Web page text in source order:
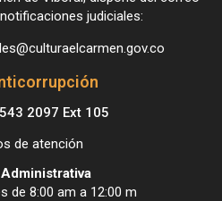
judiciales:
2097 Ext 105
de atención
de 8:00 am a 12:00 m